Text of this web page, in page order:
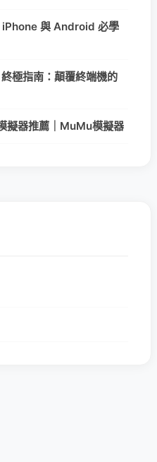
iPhone 與 Android 必學
極指南：顛覆終端機的
擬器推薦｜MuMu模擬器